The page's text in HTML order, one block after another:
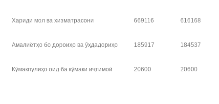
Хариди мол ва хизматрасони 669116 616168
Амалиётҳо бо дороиҳо ва ӯҳдадориҳо 185917 184537
Кӯмакпулиҳо оид ба кӯмаки иҷтимоӣ 20600 20600